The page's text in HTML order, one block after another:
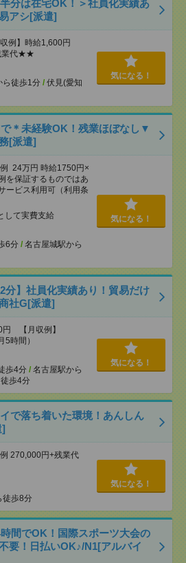
分は在宅OK！＞社員化実績あ
アシ[派遣]
例】時給1,600円
業代★★
ら徒歩1分 / 伏見(愛知
気になる！
＊未経験OK！残業ほぼなし▼
[派遣]
24万円 時給1750円×
保証するものではあ
ービス利用可（利用条
して実費支給
6分 / 名古屋城駅から
気になる！
分】社員化実績あり！貿易だけ
社G[派遣]
円 【月収例】
時間）
歩4分 / 名古屋駅から
歩4分
気になる！
イで落ち着いた環境！あんしん
]
270,000円+残業代
徒歩8分
気になる！
間でOK！国際スポーツ大会の
要！日払いOK♪/N1[アルバイ